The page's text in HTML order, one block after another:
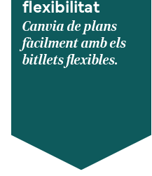
flexibilitat
Canvia de plans
fàcilment amb els
bitllets flexibles.